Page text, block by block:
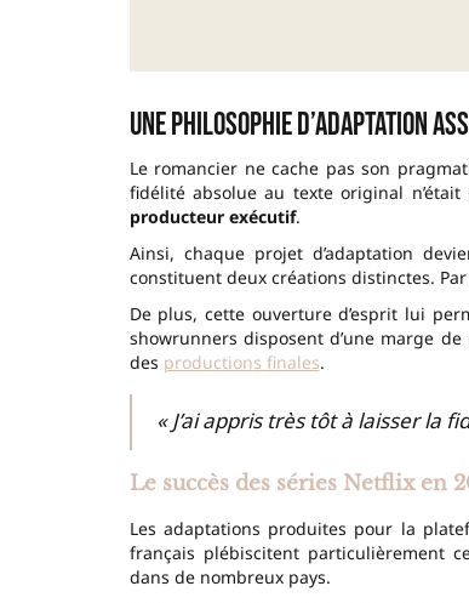
Une philosophie d’adaptation
Le romancier ne cache pas son
fidélité absolue au texte original
producteur exécutif.
Ainsi, chaque projet d’adaptation
constituent deux créations distinctes.
De plus, cette ouverture d’esprit lui
showrunners disposent d’une marge
des productions finales.
« J’ai appris très tôt à laisser la
Le succès des séries Netflix en
Les adaptations produites pour la
français plébiscitent particulièrement
dans de nombreux pays.